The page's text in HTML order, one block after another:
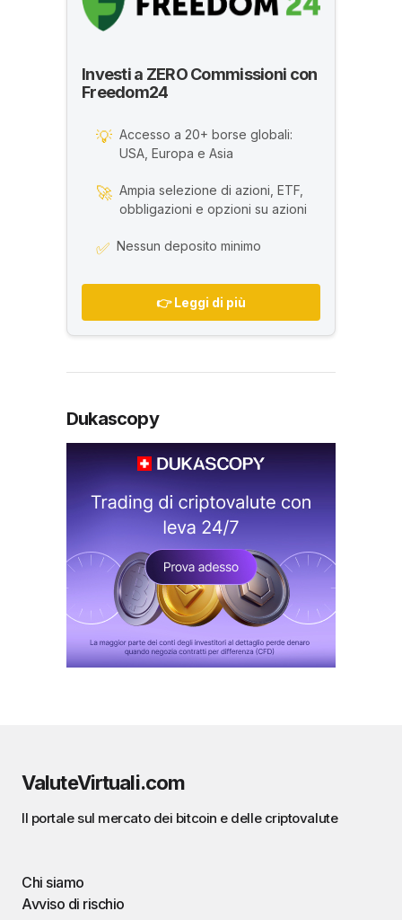
Investi a ZERO Commissioni con
Freedom24
💡 Accesso a 20+ borse globali:
USA, Europa e Asia
🚀 Ampia selezione di azioni, ETF,
obbligazioni e opzioni su azioni
✅ Nessun deposito minimo
👉 Leggi di più
Dukascopy
ValuteVirtuali.com
Il portale sul mercato dei bitcoin e delle criptovalute
Chi siamo
Avviso di rischio